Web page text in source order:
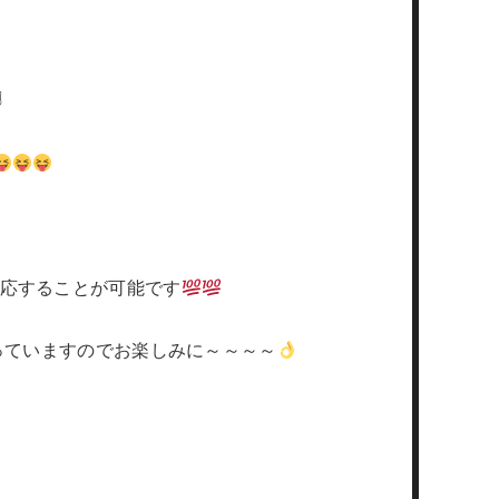
することが可能です
いますのでお楽しみに～～～～